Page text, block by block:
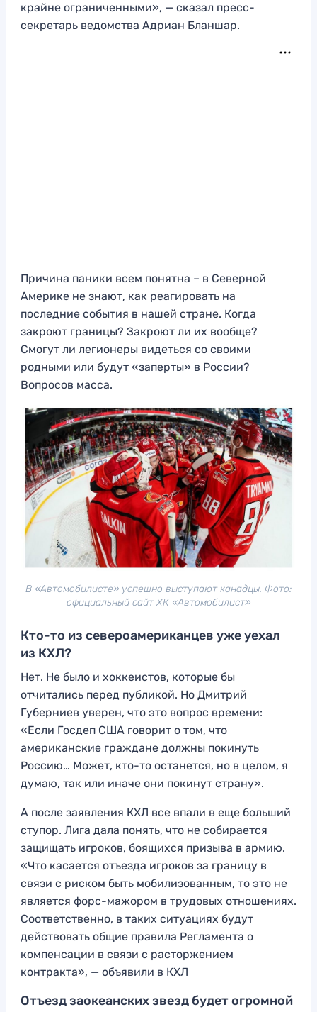
крайне ограниченными», — сказал пресс-
секретарь ведомства Адриан Бланшар.
Причина паники всем понятна – в Северной
Америке не знают, как реагировать на
последние события в нашей стране. Когда
закроют границы? Закроют ли их вообще?
Смогут ли легионеры видеться со своими
родными или будут «заперты» в России?
Вопросов масса.
В «Автомобилисте» успешно выступают канадцы. Фото:
официальный сайт ХК «Автомобилист»
Кто-то из североамериканцев уже уехал
из КХЛ?
Нет. Не было и хоккеистов, которые бы
отчитались перед публикой. Но Дмитрий
Губерниев уверен, что это вопрос времени:
«Если Госдеп США говорит о том, что
американские граждане должны покинуть
Россию… Может, кто-то останется, но в целом, я
думаю, так или иначе они покинут страну».
А после заявления КХЛ все впали в еще больший
ступор. Лига дала понять, что не собирается
защищать игроков, боящихся призыва в армию.
«Что касается отъезда игроков за границу в
связи с риском быть мобилизованным, то это не
является форс-мажором в трудовых отношениях.
Соответственно, в таких ситуациях будут
действовать общие правила Регламента о
компенсации в связи с расторжением
контракта», — объявили в КХЛ
Отъезд заокеанских звезд будет огромной